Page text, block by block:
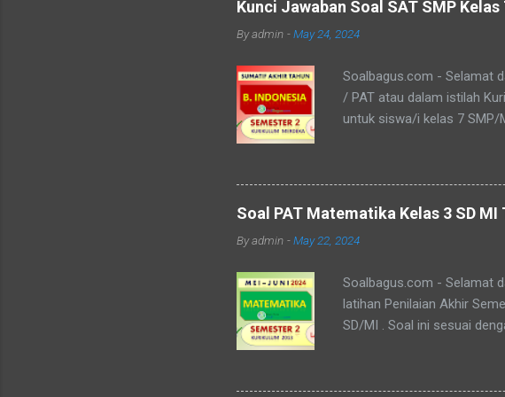
Kunci Jawaban Soal SAT SMP
Byadmin -May 24, 2024
Soalbagus.com - Selamat
/ PAT atau dalam istilah
untuk siswa/i kelas 7 SMP/
pembelajarannya sama.
dan 5 essay. Berikut
13. A 14. C 15. A 16. C 17.
Soal PAT Matematika Kelas 3 SD MI
Byadmin -May 22, 2024
Soalbagus.com - Selamat
latihan Penilaian Akhir
SD/MI . Soal ini sesuai
saja, adapun naskah